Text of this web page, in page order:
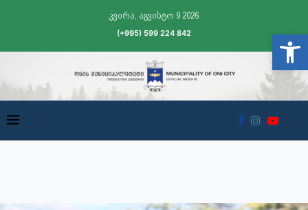
კვირა, აგვისტო 9 2026
(+995) 599 224 842